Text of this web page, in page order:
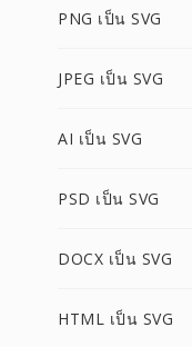
PNG เป็น SVG
JPEG เป็น SVG
AI เป็น SVG
PSD เป็น SVG
DOCX เป็น SVG
HTML เป็น SVG